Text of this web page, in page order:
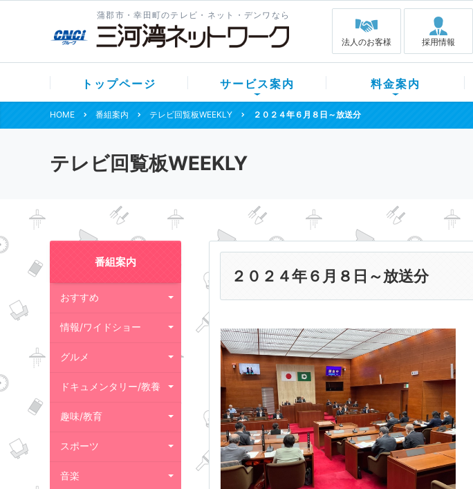
蒲郡市・幸田町のテレビ・ネット・デンワなら
法人のお客様 採用情報
トップページ サービス案内 料金案内
HOME 番組案内 テレビ回覧板WEEKLY ２０２４年６月８日～放送分
テレビ回覧板WEEKLY
番組案内
おすすめ
情報/ワイドショー
グルメ
ドキュメンタリー/教養
趣味/教育
スポーツ
音楽
２０２４年６月８日～放送分